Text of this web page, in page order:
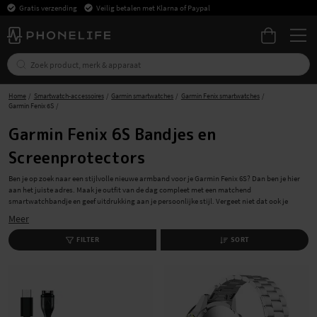
Gratis verzending Veilig betalen met Klarna of Paypal
Home Smartwatch-accessoires Garmin smartwatches
Garmin Fenix smartwatches
Garmin Fenix 6S
Garmin Fenix 6S Bandjes en
Screenprotectors
Ben je op zoek naar een stijlvolle nieuwe armband voor je Garmin Fenix 6S? Dan ben je hier
aan het juiste adres. Maak je outfit van de dag compleet met een matchend
smartwatchbandje en geef uitdrukking aan je persoonlijke stijl. Vergeet niet dat ook je
eenvoudig om je accessoires bij ons te shoppen, bovendien leveren we snel en zonder
verzendkosten.
Het juiste bandje voor je Garmin Fenix 6S vind je hier, ruime keuze voor elke gelegenheid - van
stijlvol elegant tot sportief. Of je nu een leren armband wilt voor een klassieke look of een
siliconen armband voor tijdens het sporten, wij hebben Garmin Fenix 6S-armbanden voor je.
Meer
FILTER SORT